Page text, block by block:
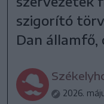
szigorító
Dan
2026.